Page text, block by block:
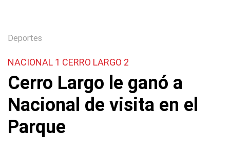
Deportes
NACIONAL 1 CERRO LARGO 2
Cerro Largo le ganó a
Nacional de visita en el
Parque